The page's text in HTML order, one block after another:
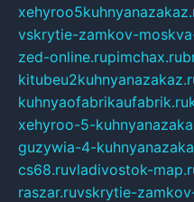
vskrytie-zamkov-
zed-online.rupimchax.ru
kuhnyaofabrikaufabrik.ru
xehyroo-5-
guzywia-4-
cs68.ruvladivostok-
raszar.ruvskrytie-